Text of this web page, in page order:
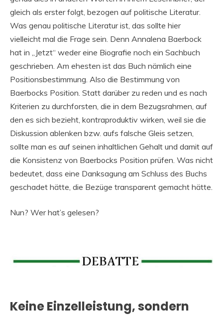
gleich als erster folgt, bezogen auf politische Literatur.
Was genau politische Literatur ist, das sollte hier
vielleicht mal die Frage sein. Denn Annalena Baerbock
hat in „Jetzt“ weder eine Biografie noch ein Sachbuch
geschrieben. Am ehesten ist das Buch nämlich eine
Positionsbestimmung. Also die Bestimmung von
Baerbocks Position. Statt darüber zu reden und es nach
Kriterien zu durchforsten, die in dem Bezugsrahmen, auf
den es sich bezieht, kontraproduktiv wirken, weil sie die
Diskussion ablenken bzw. aufs falsche Gleis setzen,
sollte man es auf seinen inhaltlichen Gehalt und damit auf
die Konsistenz von Baerbocks Position prüfen. Was nicht
bedeutet, dass eine Danksagung am Schluss des Buchs
geschadet hätte, die Bezüge transparent gemacht hätte.
Nun? Wer hat’s gelesen?
Keine Einzelleistung, sondern